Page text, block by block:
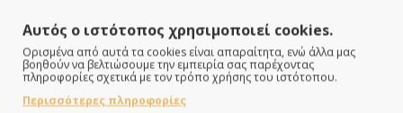
ΠΑΡΑΔΙΔΟΥΜΕ ΓΡΗΓΟΡΑ
Αυτός ο ιστότοπος χρησιμοποιεί cookies.
Ορισμένα από αυτά τα cookies είναι απαραίτητα, ενώ άλλα μας
βοηθούν να βελτιώσουμε την εμπειρία σας παρέχοντας
πληροφορίες σχετικά με τον τρόπο χρήσης του ιστότοπου.
Περισσότερες πληροφορίες